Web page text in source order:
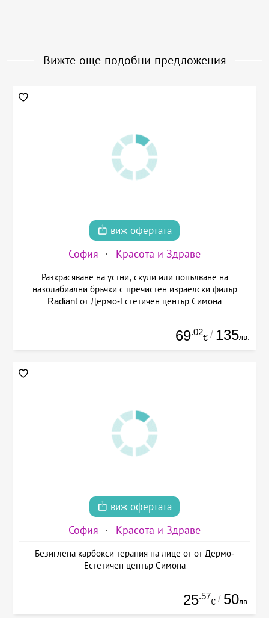
Вижте още подобни предложения
виж офертата
София Красота и Здраве
Разкрасяване на устни, скули или попълване на
назолабиални бръчки с пречистен израелски филър
Radiant от Дермо-Естетичен център Симона
69.02
€ / 135лв.
виж офертата
София Красота и Здраве
Безиглена карбокси терапия на лице от от Дермо-
Естетичен център Симона
25.57
€ / 50лв.